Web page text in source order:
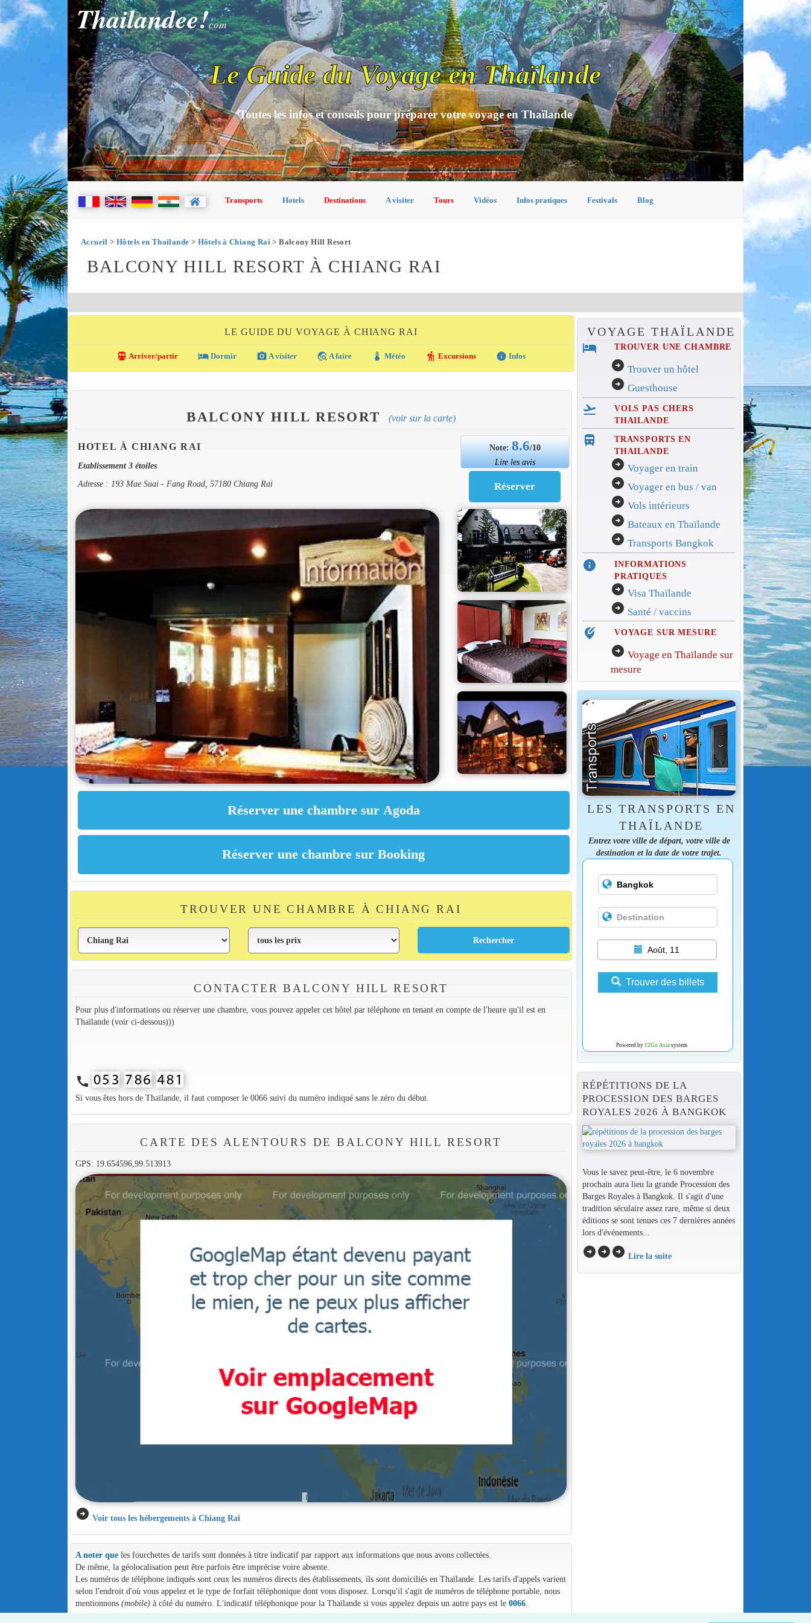
Thailandee!com
Le Guide du Voyage en Thaïlande
Toutes les infos et conseils pour préparer votre voyage en Thaïlande
Transports Hotels Destinations A visiter Tours Vidéos Infos pratiques Festivals Blog
Accueil > Hôtels en Thaïlande > Hôtels à Chiang Rai > Balcony Hill Resort
BALCONY HILL RESORT À CHIANG RAI
LE GUIDE DU VOYAGE À CHIANG RAI
directions_transit Arriver/partir local_hotel Dormir photo_camera A visiter travel_explore A faire thermostat Météo hiking Excursions info Infos
BALCONY HILL RESORT (voir sur la carte)
HOTEL À CHIANG RAI
Etablissement 3 étoiles
Adresse : 193 Mae Suai - Fang Road, 57180 Chiang Rai
Note:8.6/10
Lire les avis
TROUVER UNE CHAMBRE À CHIANG RAI
CONTACTER BALCONY HILL RESORT
Pour plus d'informations ou réserver une chambre, vous pouvez appeler cet hôtel par téléphone en tenant en compte de l'heure qu'il est en
Thaïlande (voir ci-dessous)))
call
Si vous êtes hors de Thaïlande, il faut composer le 0066 suivi du numéro indiqué sans le zéro du début.
CARTE DES ALENTOURS DE BALCONY HILL RESORT
GPS: 19.654596,99.513913
arrow_circle_right Voir tous les hébergements à Chiang Rai
A noter queles fourchettes de tarifs sont données à titre indicatif par rapport aux informations que nous avons collectées.
De même, la géolocalisation peut être parfois être imprécise voire absente.
Les numéros de téléphone indiqués sont ceux les numéros directs des établissements, ils sont domiciliés en Thaïlande. Les tarifs d'appels varient
selon l'endroit d'où vous appelez et le type de forfait téléphonique dont vous disposez. Lorsqu'il s'agit de numéros de téléphone portable, nous
mentionnons (mobile)à côté du numéro. L'indicatif téléphonique pour la Thaïlande si vous appelez depuis un autre pays est le 0066.
VOYAGE THAÏLANDE
hotel TROUVER UNE CHAMBRE
arrow_circle_right Trouver un hôtel
arrow_circle_right Guesthouse
flight_takeoff
VOLS PAS CHERS
THAILANDE
directions_bus_filled
TRANSPORTS EN
THAILANDE
arrow_circle_right Voyager en train
arrow_circle_right Voyager en bus / van
arrow_circle_right Vols intérieurs
arrow_circle_right Bateaux en Thaïlande
arrow_circle_right Transports Bangkok
info
INFORMATIONS
PRATIQUES
arrow_circle_right Visa Thaïlande
arrow_circle_right Santé / vaccins
edit_location_alt VOYAGE SUR MESURE
arrow_circle_right Voyage en Thaïlande sur
mesure
LES TRANSPORTS EN
THAÏLANDE
Entrez votre ville de départ, votre ville de
destination et la date de votre trajet.
Août, 11
Trouver des billets
Powered by 12Go Asiasystem
RÉPÉTITIONS DE LA
PROCESSION DES BARGES
ROYALES 2026 À BANGKOK
Vous le savez peut-être, le 6 novembre
prochain aura lieu la grande Procession des
Barges Royales à Bangkok. Il s'agit d'une
tradition séculaire assez rare, même si deux
éditions se sont tenues ces 7 dernières années
lors d'événements...
arrow_circle_rightarrow_circle_rightarrow_circle_right Lire la suite